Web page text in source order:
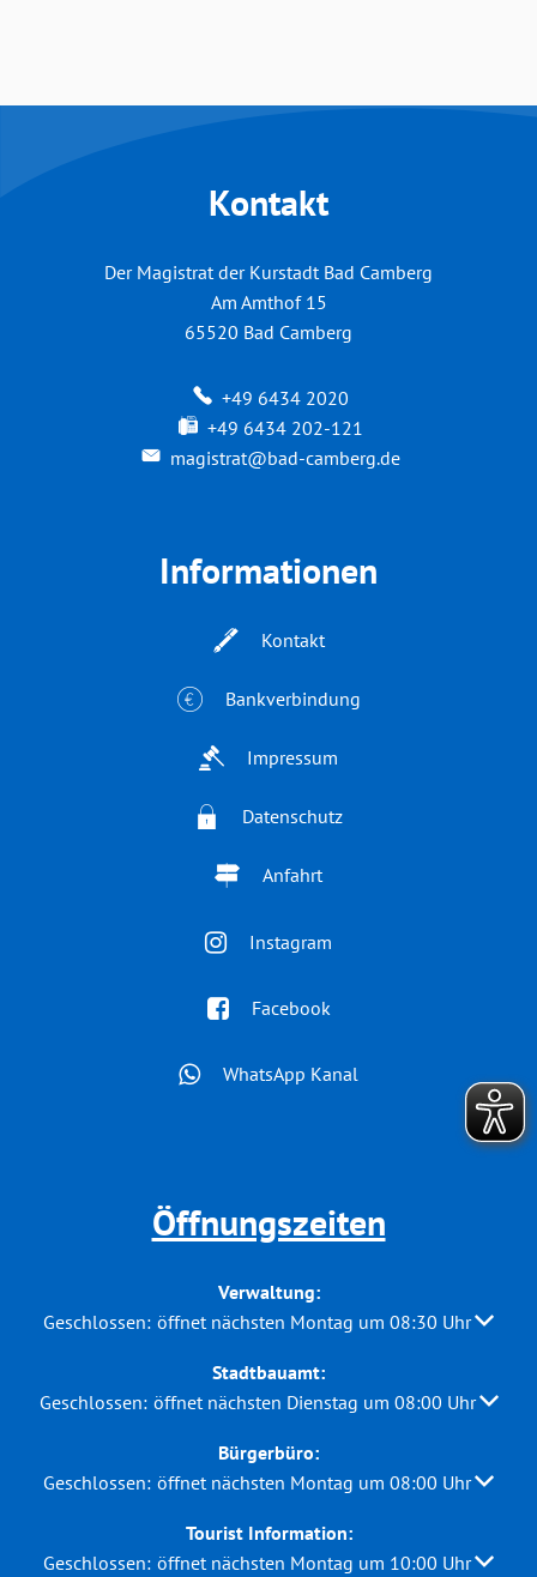
Kontakt
Der Magistrat der Kurstadt Bad Camberg
Am Amthof 15
65520 Bad Camberg
+49 6434 2020
+49 6434 202-121
magistrat@bad-camberg.de
Informationen
Kontakt
Bankverbindung
Impressum
Datenschutz
Anfahrt
Instagram
Facebook
WhatsApp Kanal
Öffnungszeiten
Verwaltung:
Klicken, um weitere Öffnungs- oder Schließzeiten
Geschlossen: öffnet nächsten Montag um 08:30 Uhr
Stadtbauamt:
Klicken, um weitere Öffnungs- oder Schließzeiten
Geschlossen: öffnet nächsten Dienstag um 08:00 Uhr
Bürgerbüro:
Klicken, um weitere Öffnungs- oder Schließzeiten
Geschlossen: öffnet nächsten Montag um 08:00 Uhr
Tourist Information:
Klicken, um weitere Öffnungs- oder Schließzeiten
Geschlossen: öffnet nächsten Montag um 10:00 Uhr